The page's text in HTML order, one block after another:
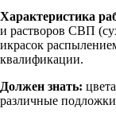
Характеристика
и растворов СВП
икрасок
квалификации.
Должен знать:
различные